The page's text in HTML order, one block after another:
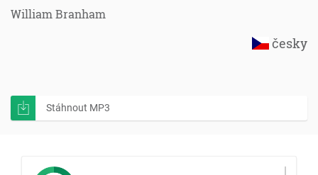
William Branham
česky
Stáhnout MP3